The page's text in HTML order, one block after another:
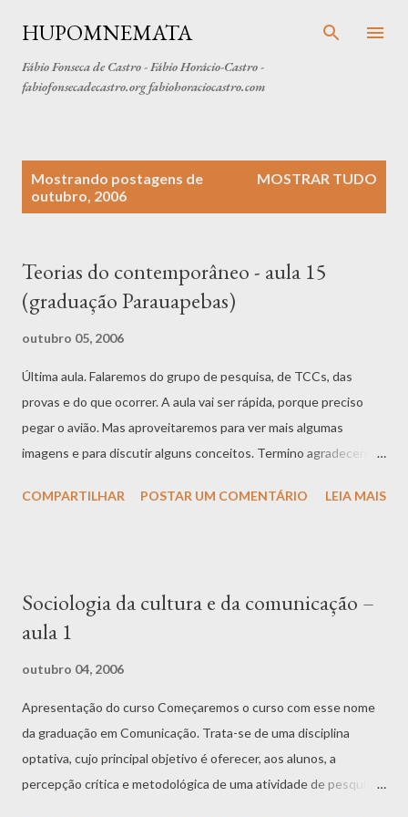
Pular para o conteúdo principal
HUPOMNEMATA
Fábio Fonseca de Castro - Fábio Horácio-Castro -
fabiofonsecadecastro.org fabiohoraciocastro.com
Mostrando postagens de
outubro, 2006
MOSTRAR TUDO
Teorias do contemporâneo - aula 15
(graduação Parauapebas)
outubro 05, 2006
Última aula. Falaremos do grupo de pesquisa, de TCCs, das
provas e do que ocorrer. A aula vai ser rápida, porque preciso
pegar o avião. Mas aproveitaremos para ver mais algumas
imagens e para discutir alguns conceitos. Termino agradecendo
Parauapebas e trabalhar com vocês.
COMPARTILHAR POSTAR UM COMENTÁRIO LEIA MAIS
Sociologia da cultura e da comunicação –
aula 1
outubro 04, 2006
Apresentação do curso Começaremos o curso com esse nome
da graduação em Comunicação. Trata-se de uma disciplina
optativa, cujo principal objetivo é oferecer, aos alunos, a
percepção crítica e metodológica de uma atividade de pesquisa